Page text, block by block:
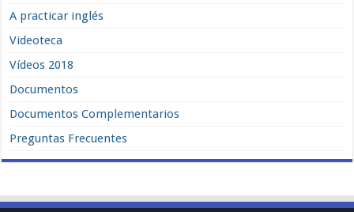
A practicar inglés
Videoteca
Vídeos 2018
Documentos
Documentos Complementarios
Preguntas Frecuentes